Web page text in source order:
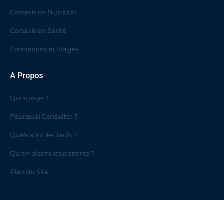
Conseils en Nutrition
Conseils en Santé
Formations et Stages
A Propos
Qui suis-je ?
Pourquoi Consulter ?
Quels sont les Tarifs ?
Qu'en disent les patients ?
Plan du Site